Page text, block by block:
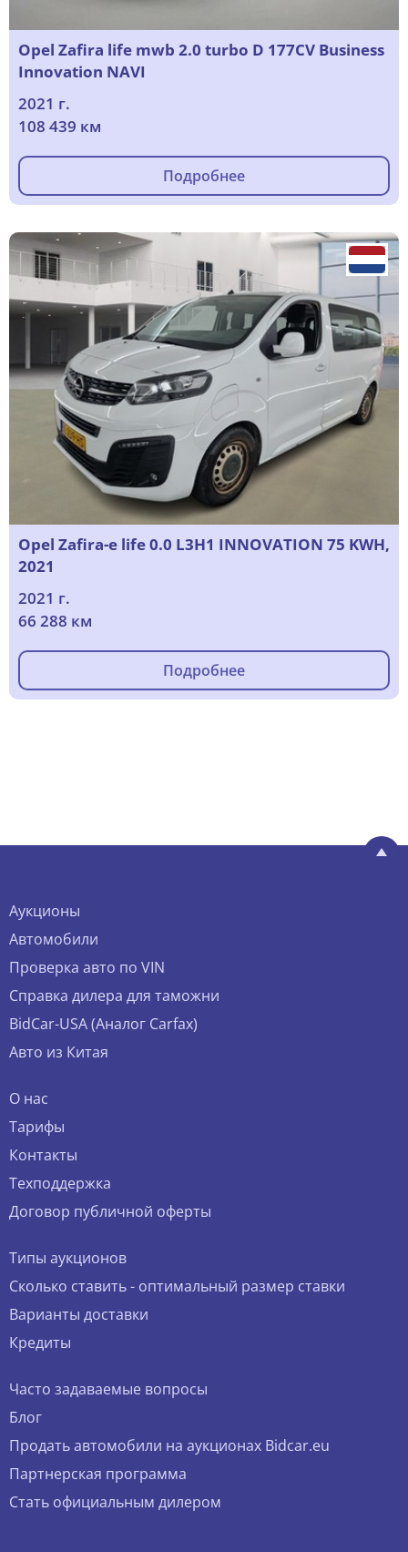
Opel Zafira life mwb 2.0 turbo D 177CV Business
Innovation NAVI
2021 г.
108 439 км
Подробнее
Opel Zafira-e life 0.0 L3H1 INNOVATION 75 KWH,
2021
2021 г.
66 288 км
Подробнее
Аукционы
Автомобили
Проверка авто по VIN
Справка дилера для таможни
BidCar-USA (Аналог Carfax)
Авто из Китая
О нас
Тарифы
Контакты
Техподдержка
Договор публичной оферты
Типы аукционов
Сколько ставить - оптимальный размер ставки
Варианты доставки
Кредиты
Часто задаваемые вопросы
Блог
Продать автомобили на аукционах Bidcar.eu
Партнерская программа
Стать официальным дилером